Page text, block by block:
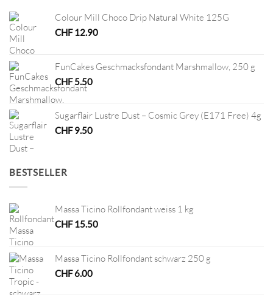
Colour Mill Choco Drip Natural White 125G
CHF12.90
FunCakes Geschmacksfondant Marshmallow, 250 g
CHF5.50
Sugarflair Lustre Dust – Cosmic Grey (E171 Free) 4g
CHF9.50
BESTSELLER
Massa Ticino Rollfondant weiss 1 kg
CHF15.50
Massa Ticino Rollfondant schwarz 250 g
CHF6.00